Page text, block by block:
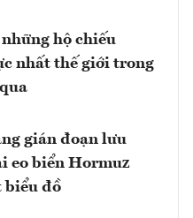
những hộ chiếu
nhất thế giới trong
gián đoạn lưu
eo biển Hormuz
biểu đồ